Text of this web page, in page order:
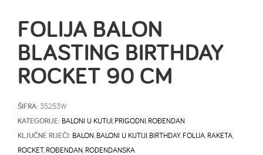
FOLIJA BALON
BLASTING BIRTHDAY
ROCKET 90 CM
ŠIFRA: 35253W
KATEGORIJE: BALONI U KUTIJI PRIGODNI ROĐENDAN
KLJUČNE RIJEČI: BALON BALONI U KUTIJI BIRTHDAY, FOLIJA RAKETA
ROCKET, ROĐENDAN RODENDANSKA